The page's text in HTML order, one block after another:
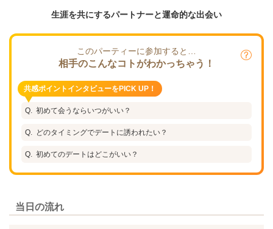
生涯を共にするパートナーと運命的な出会い
このパーティーに参加すると…
相手のこんなコトがわかっちゃう！
共感ポイントインタビューをPICK UP！
初めて会うならいつがいい？
どのタイミングでデートに誘われたい？
初めてのデートはどこがいい？
当日の流れ